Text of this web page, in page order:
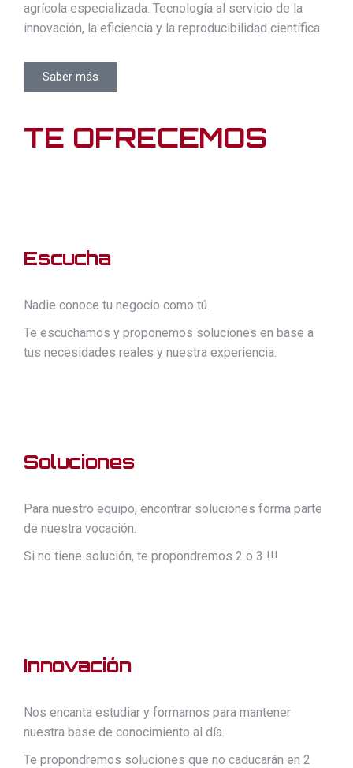
agrícola especializada. Tecnología al servicio de la
innovación, la eficiencia y la reproducibilidad científica.
Saber más
TE OFRECEMOS
Escucha
Nadie conoce tu negocio como tú.
Te escuchamos y proponemos soluciones en base a
tus necesidades reales y nuestra experiencia.
Soluciones
Para nuestro equipo, encontrar soluciones forma parte
de nuestra vocación.
Si no tiene solución, te propondremos 2 o 3 !!!
Innovación
Nos encanta estudiar y formarnos para mantener
nuestra base de conocimiento al día.
Te propondremos soluciones que no caducarán en 2